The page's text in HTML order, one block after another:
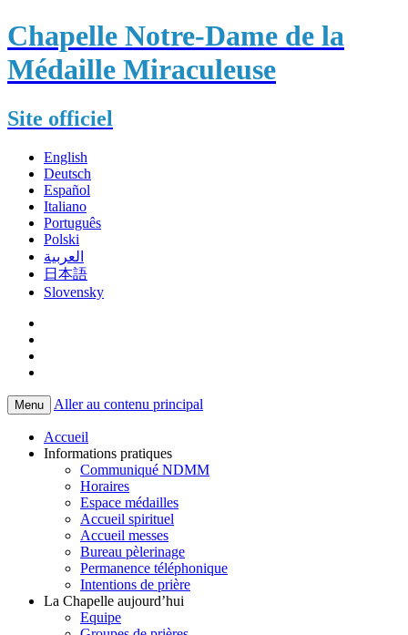
Chapelle Notre-Dame de la
Médaille Miraculeuse
Site officiel
English
Deutsch
Español
Italiano
Português
Polski
العربية
日本語
Slovensky
Menu Aller au contenu principal
Accueil
Informations pratiques
Communiqué NDMM
Horaires
Espace médailles
Accueil spirituel
Accueil messes
Bureau pèlerinage
Permanence téléphonique
Intentions de prière
La Chapelle aujourd’hui
Equipe